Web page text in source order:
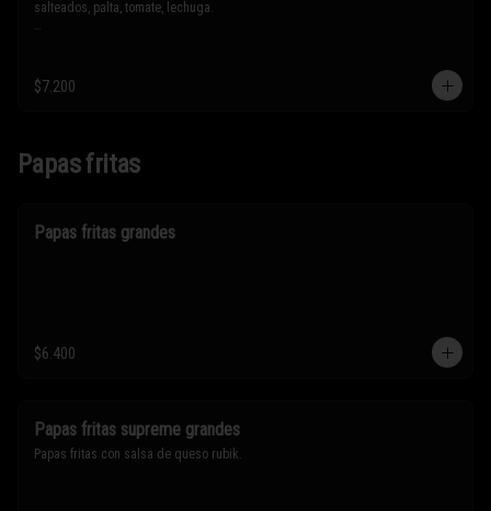
salteados, palta, tomate, lechuga.
ingrediente.
$7.200
Papas fritas
Papas fritas grandes
$6.400
Papas fritas supreme grandes
Papas fritas con salsa de queso rubik.